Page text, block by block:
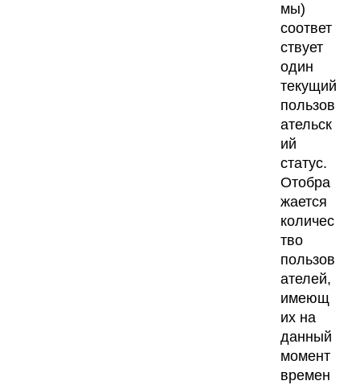
мы)
соответ
ствует
один
текущий
пользов
ательск
ий
статус.
Отобра
жается
количес
тво
пользов
ателей,
имеющ
их на
данный
момент
времен